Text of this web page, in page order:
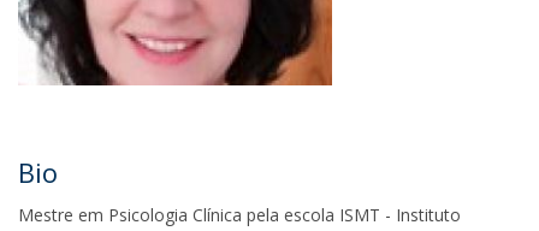
Bio
Mestre em Psicologia Clínica pela escola ISMT - Instituto